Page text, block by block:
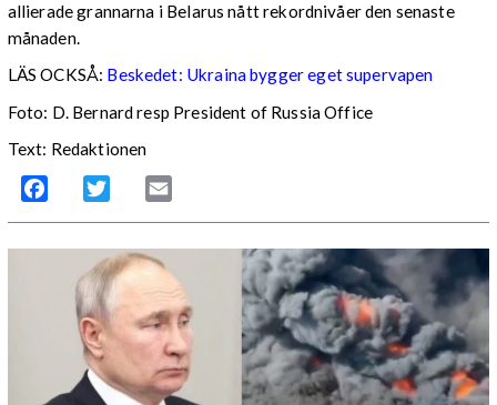
allierade grannarna i Belarus nått rekordnivåer den senaste
månaden.
LÄS OCKSÅ: Beskedet: Ukraina bygger eget supervapen
Foto: D. Bernard resp President of Russia Office
Text: Redaktionen
Facebook Twitter